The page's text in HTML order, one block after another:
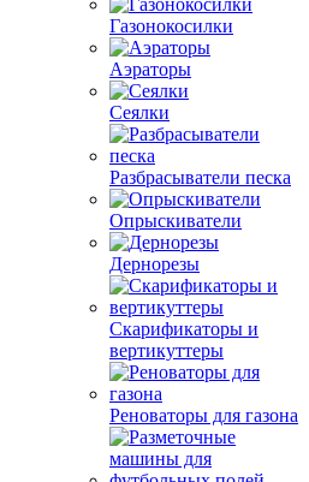
Газонокосилки
Аэраторы
Сеялки
Разбрасыватели песка
Опрыскиватели
Дернорезы
Скарификаторы и
вертикуттеры
Реноваторы для газона